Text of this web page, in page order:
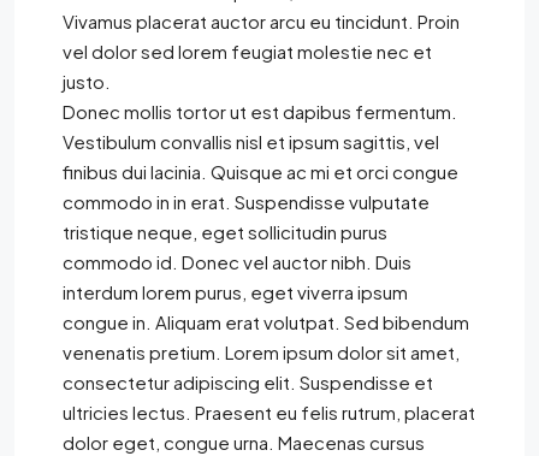
Vivamus placerat auctor arcu eu tincidunt. Proin
vel dolor sed lorem feugiat molestie nec et
justo.
Donec mollis tortor ut est dapibus fermentum.
Vestibulum convallis nisl et ipsum sagittis, vel
finibus dui lacinia. Quisque ac mi et orci congue
commodo in in erat. Suspendisse vulputate
tristique neque, eget sollicitudin purus
commodo id. Donec vel auctor nibh. Duis
interdum lorem purus, eget viverra ipsum
congue in. Aliquam erat volutpat. Sed bibendum
venenatis pretium. Lorem ipsum dolor sit amet,
consectetur adipiscing elit. Suspendisse et
ultricies lectus. Praesent eu felis rutrum, placerat
dolor eget, congue urna. Maecenas cursus